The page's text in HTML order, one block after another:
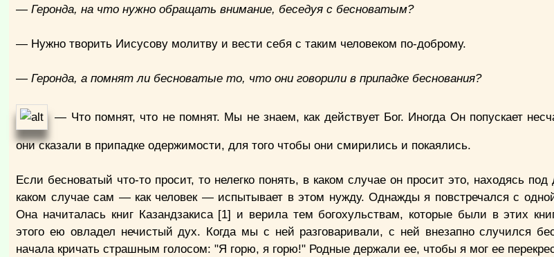
— Геронда, на что нужно обращать внимание, беседуя с бесноватым?
— Нужно творить Иисусову молитву и вести себя с таким человеком по-доброму.
— Геронда, а помнят ли бесноватые то, что они говорили в припадке беснования?
— Что помнят, что не помнят. Мы не знаем, как действует Бог. Иногда Он попускает
они сказали в припадке одержимости, для того чтобы они смирились и покаялись.
Если бесноватый что-то просит, то нелегко понять, в каком случае он просит это, находясь
каком случае сам — как человек — испытывает в этом нужду. Однажды я повстречался с
Она начиталась книг Казандзакиса [1] и верила тем богохульствам, которые были в этих
этого ею овладел нечистый дух. Когда мы с ней разговаривали, с ней внезапно случился
начала кричать страшным голосом: "Я горю, я горю!" Родные держали ее, чтобы я мог ее